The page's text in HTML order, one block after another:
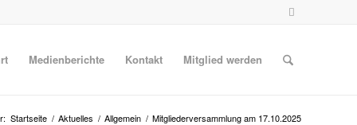
Medienberichte Kontakt Mitglied werden
Startseite / Aktuelles / Allgemein / Mitgliederversammlung am 17.10.2025